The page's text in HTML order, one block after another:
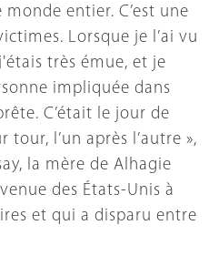
entier. C’est une
Lorsque je l’ai vu
très émue, et je
impliquée dans
C’était le jour de
tour, l’un après l’autre »,
la mère de Alhagie
des États-Unis à
et qui a disparu entre